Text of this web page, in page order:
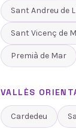
Sant Andreu de
Sant Vicenç de
Premià de Mar
VALLÈS
Cardedeu